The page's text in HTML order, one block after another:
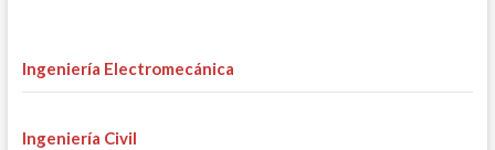
Ingeniería Electromecánica
Ingeniería Civil